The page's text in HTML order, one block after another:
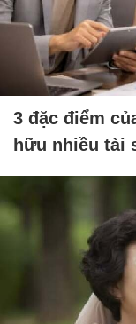
3 đặc điểm
hữu nhiều tài